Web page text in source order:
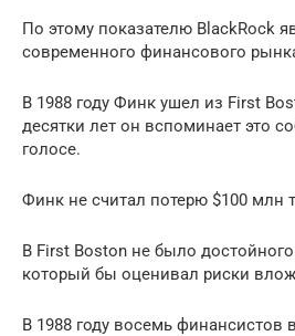
По этому показателю BlackRock
современного финансового
В 1988 году Финк ушел из First
десятки лет он вспоминает это
голосе.
Финк не считал потерю $100 млн
В First Boston не было
который бы оценивал риски
В 1988 году восемь финансистов